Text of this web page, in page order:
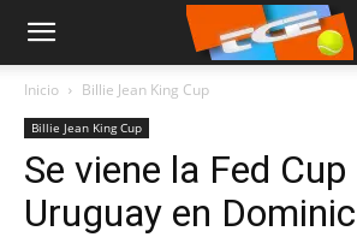
Inicio Billie Jean King Cup
Billie Jean King Cup
Se viene la Fed Cup
Uruguay en